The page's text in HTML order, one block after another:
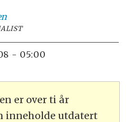
- 05:00
er over ti år
inneholde utdatert